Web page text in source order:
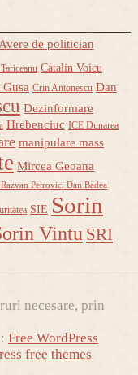
Avere de politician
Catalin Voicu
Crin Antonescu Dan
Dezinformare
Hrebenciuc ICE Dunarea
manipulare mass
Mircea Geoana
Petrovici Dan Badea
SIE Sorin
Vintu SRI
necesare, prin
Free WordPress
free themes